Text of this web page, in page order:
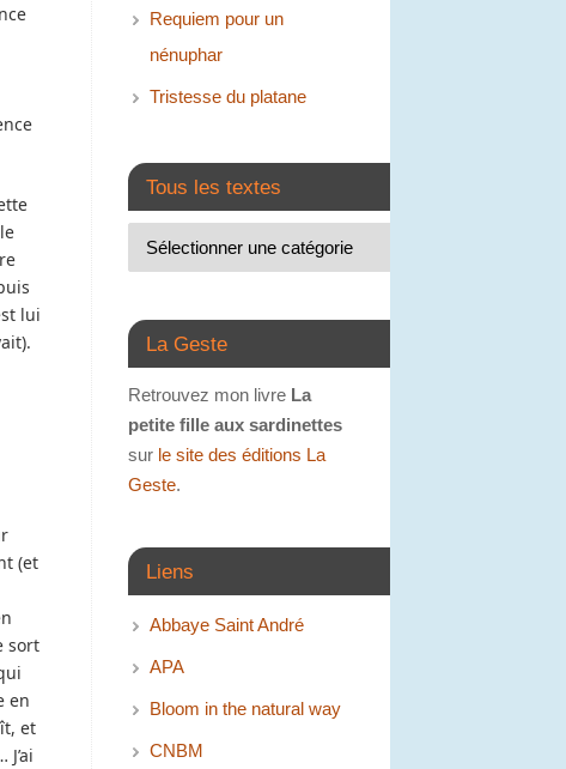
lui
(et
sort
en
et
Requiem pour un
nénuphar
Tristesse du platane
Tous les textes
La Geste
Retrouvez mon livre La
petite fille aux sardinettes
sur le site des éditions La
Geste.
Liens
Abbaye Saint André
APA
Bloom in the natural way
CNBM